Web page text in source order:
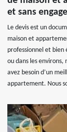
et sans
Le devis est un
maison et
professionnel et bien
ou dans les environs,
avez besoin d’un
appartement. Nous